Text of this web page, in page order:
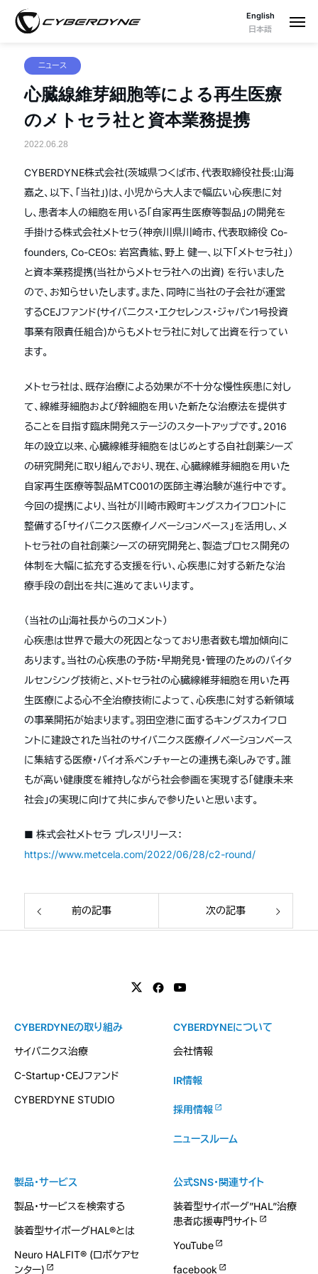
English
日本語
ニュース
心臓線維芽細胞等による再生医療
のメトセラ社と資本業務提携
2022.06.28
CYBERDYNE株式会社(茨城県つくば市、代表取締役社長:山海
嘉之、以下、「当社」)は、小児から大人まで幅広い心疾患に対
し、患者本人の細胞を用いる「自家再生医療等製品」の開発を
手掛ける株式会社メトセラ（神奈川県川崎市、代表取締役 Co-
founders, Co-CEOs: 岩宮貴紘、野上 健一、以下「メトセラ社」）
と資本業務提携(当社からメトセラ社への出資) を行いました
ので、お知らせいたします。また、同時に当社の子会社が運営
するCEJファンド(サイバニクス・エクセレンス・ジャパン1号投資
事業有限責任組合)からもメトセラ社に対して出資を行ってい
ます。
メトセラ社は、既存治療による効果が不十分な慢性疾患に対し
て、線維芽細胞および幹細胞を用いた新たな治療法を提供す
ることを目指す臨床開発ステージのスタートアップです。2016
年の設立以来、心臓線維芽細胞をはじめとする自社創薬シーズ
の研究開発に取り組んでおり、現在、心臓線維芽細胞を用いた
自家再生医療等製品MTC001の医師主導治験が進行中です。
今回の提携により、当社が川崎市殿町キングスカイフロントに
整備する「サイバニクス医療イノベーションベース」を活用し、メ
トセラ社の自社創薬シーズの研究開発と、製造プロセス開発の
体制を大幅に拡充する支援を行い、心疾患に対する新たな治
療手段の創出を共に進めてまいります。
（当社の山海社長からのコメント）
心疾患は世界で最大の死因となっており患者数も増加傾向に
あります。当社の心疾患の予防・早期発見・管理のためのバイタ
ルセンシング技術と、メトセラ社の心臓線維芽細胞を用いた再
生医療による心不全治療技術によって、心疾患に対する新領域
の事業開拓が始まります。羽田空港に面するキングスカイフロ
ントに建設された当社のサイバニクス医療イノベーションベース
に集結する医療・バイオ系ベンチャーとの連携も楽しみです。誰
もが高い健康度を維持しながら社会参画を実現する「健康未来
社会」の実現に向けて共に歩んで参りたいと思います。
■ 株式会社メトセラ プレスリリース：
https://www.metcela.com/2022/06/28/c2-round/
前の記事 次の記事
製品・サービス
製品・サービスを検索する
装着型サイボーグHAL®とは
Neuro HALFIT® (ロボケアセ
ンター)
CYBERDYNEの取り組み
サイバニクス治療
C-Startup・CEJファンド
CYBERDYNE STUDIO
CYBERDYNEについて
会社情報
IR情報
採用情報
ニュースルーム
公式SNS・関連サイト
装着型サイボーグ”HAL”治療
患者応援専門サイト
YouTube
facebook